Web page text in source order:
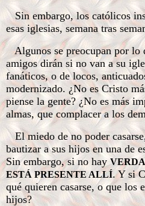
Sin embargo, los católicos
esas iglesias, semana tras
Algunos se preocupan por lo
amigos dirán si no van a su
fanáticos, o de locos,
modernizado. ¿No es Cristo
piense la gente? ¿No es más
almas, que complacer a los
El miedo de no poder
bautizar a sus hijos en una de
Sin embargo, si no hay
ESTÁ PRESENTE ALLÍ. Y si
qué quieren casarse, o que los
hijos?